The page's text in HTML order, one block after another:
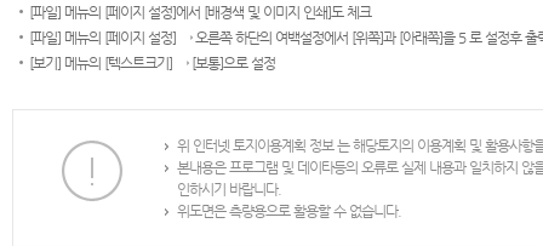
[파일] 메뉴의 [페이지 설정]에서 [배경색 및 이미지 인쇄]도 체크
[파일] 메뉴의 [페이지 설정] → 오른쪽 하단의 여백설정에서 [위쪽]과 [아래쪽]을 5 로 설정후 출
[보기] 메뉴의 [텍스트크기] → [보통]으로 설정
위 인터넷 토지이용계획 정보 는 해당토지의 이용계획 및 활용사
본내용은 프로그램 및 데이타등의 오류로 실제 내용과 일치하지
인하시기 바랍니다.
위도면은 측량용으로 활용할 수 없습니다.